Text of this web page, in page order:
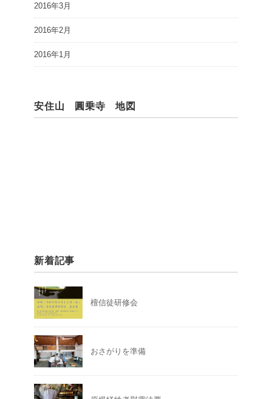
2016年3月
2016年2月
2016年1月
安住山 圓乗寺 地図
新着記事
檀信徒研修会
おさがりを準備